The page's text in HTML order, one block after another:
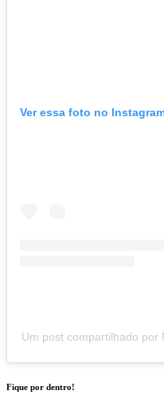
Ver essa foto no
Um post compartilhado por
Fique por dentro!